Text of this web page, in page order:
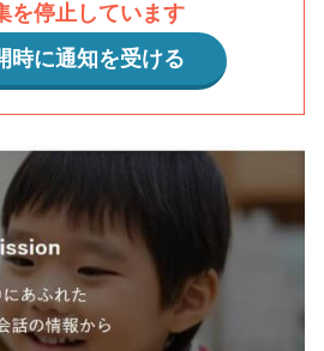
を停止しています
時に通知を受ける